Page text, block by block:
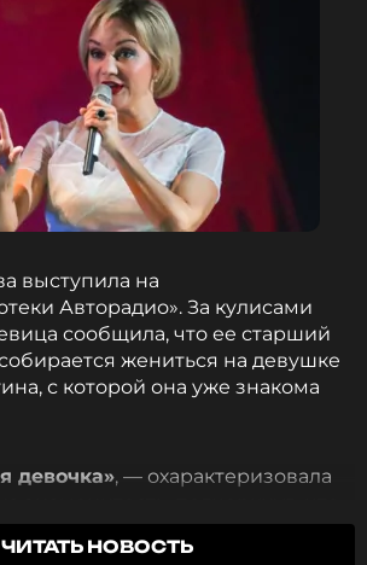
выступила на
Авторадио». За кулисами
сообщила, что ее старший
жениться на девушке
с которой она уже знакома
девочка», — охарактеризовала
знаменитость, подчеркнув, что
взаимная любовь и счастье
ЧИТАТЬ НОВОСТЬ